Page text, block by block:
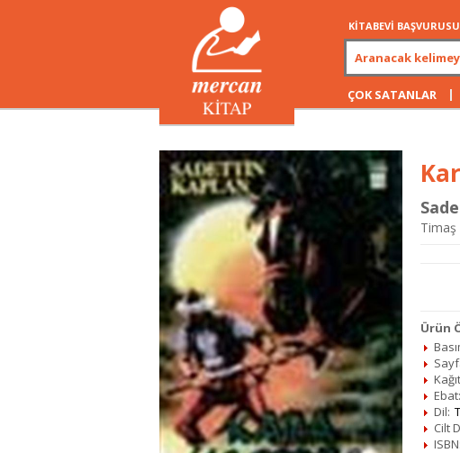
KİTABEVİ BAŞVURUSU
ÇOK SATANLAR |
Timaş
Ürün
Ebat:
Dil:
Cilt
ISBN: